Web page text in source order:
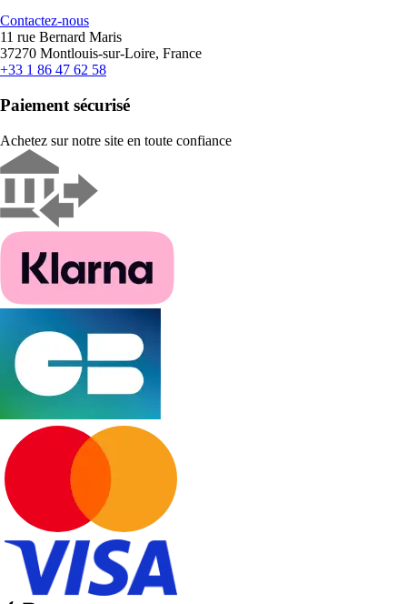
Contactez-nous
11 rue Bernard Maris
37270 Montlouis-sur-Loire, France
+33 1 86 47 62 58
Paiement sécurisé
Achetez sur notre site en toute confiance